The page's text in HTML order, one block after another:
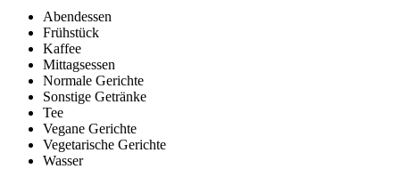
Abendessen
Frühstück
Kaffee
Mittagsessen
Normale Gerichte
Sonstige Getränke
Tee
Vegane Gerichte
Vegetarische Gerichte
Wasser